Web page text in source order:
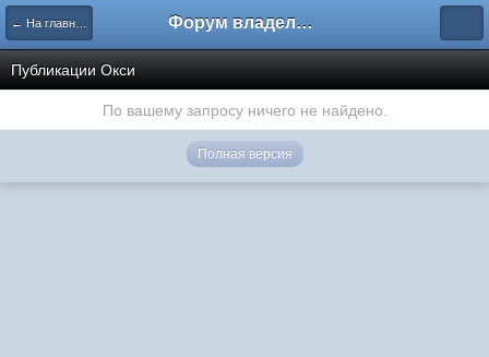
← На главную Форум владельцев интернет-магазинов
Публикации Окси
По вашему запросу ничего не найдено.
Полная версия